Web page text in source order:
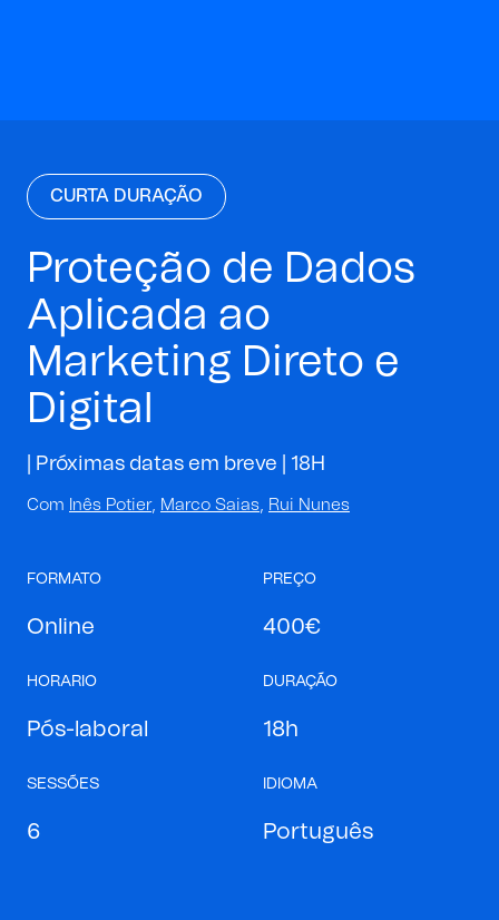
CURTA DURAÇÃO
Proteção de Dados
Aplicada ao
Marketing Direto e
Digital
| Próximas datas em breve | 18H
Com Inês Potier, Marco Saias, Rui Nunes
FORMATO
Online
PREÇO
400€
HORARIO
Pós-laboral
DURAÇÃO
18h
SESSÕES
6
IDIOMA
Português